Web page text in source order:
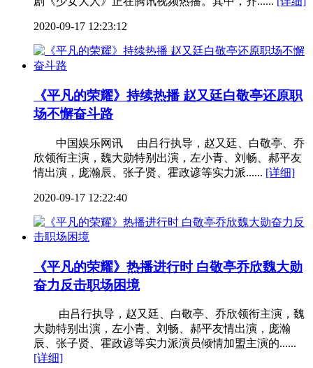
2020-09-17 12:23:12
《平凡的荣耀》持续热播 赵又廷白敬亭还原职
场不懈奋斗路
中国娱乐网讯 由吕行执导，赵又廷、白敬亭、乔
欣领衔主演，魏大勋特别出演，左小青、刘畅、郝平友
情出演，庞瀚辰、张子贤、霍政谚等实力派...... [详细]
2020-09-17 12:22:40
《平凡的荣耀》热播进行时 白敬亭乔欣魏大勋
奋力反击职场困境
由吕行执导，赵又廷、白敬亭、乔欣领衔主演，魏
大勋特别出演，左小青、刘畅、郝平友情出演，庞瀚
辰、张子贤、霍政谚等实力派演员倾情加盟主演的......
[详细]